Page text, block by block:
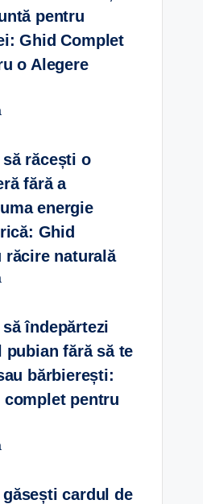
pentru
Ghid Complet
o Alegere
să răcești o
fără a
energie
Ghid
răcire naturală
să îndepărtezi
pubian fără să te
bărbierești:
complet pentru
găsești cardul de